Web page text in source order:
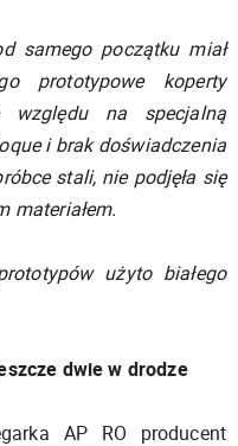
samego początku miał
prototypowe koperty
względu na specjalną
i brak doświadczenia
stali, nie podjęła się
materiałem.
użyto białego
dwie w drodze
AP RO producent